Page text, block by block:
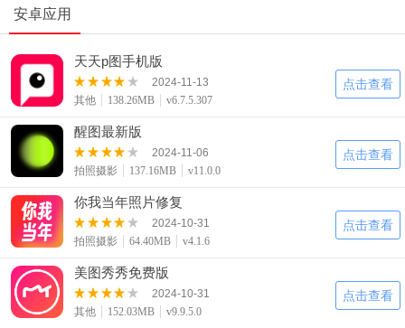
安卓应用
天天p图手机版
2024-11-13
其他
138.26MB v6.7.5.307
点击查看
醒图最新版
2024-11-06
拍照摄影
137.16MB v11.0.0
点击查看
你我当年照片修复
2024-10-31
拍照摄影
64.40MB v4.1.6
点击查看
美图秀秀免费版
2024-10-31
其他
152.03MB v9.9.5.0
点击查看